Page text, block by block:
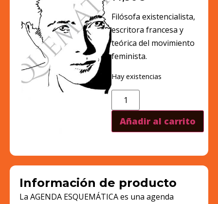
Filósofa existencialista,
escritora francesa y
teórica del movimiento
feminista.
Hay existencias
Añadir al carrito
Información de producto
La AGENDA ESQUEMÁTICA es una agenda